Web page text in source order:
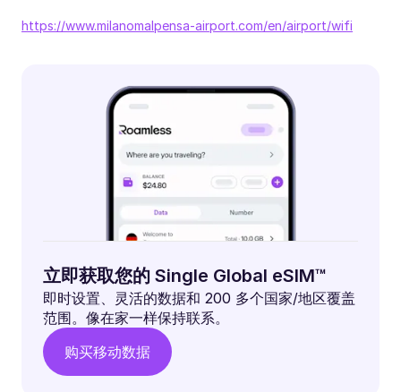
https://www.milanomalpensa-airport.com/en/airport/wifi
立即获取您的 Single Global eSIM™
即时设置、灵活的数据和 200 多个国家/地区覆盖
范围。像在家一样保持联系。
购买移动数据